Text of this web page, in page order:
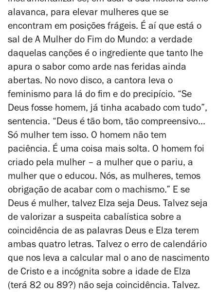
alavanca, para elevar mulheres que se
encontram em posições frágeis. É aí que está o
sal de A Mulher do Fim do Mundo: a verdade
daquelas canções é o ingrediente que tanto lhe
apura o sabor como arde nas feridas ainda
abertas. No novo disco, a cantora leva o
feminismo para lá do fim e do precipício. “Se
Deus fosse homem, já tinha acabado com tudo”,
sentencia. “Deus é tão bom, tão compreensivo...
Só mulher tem isso. O homem não tem
paciência. É uma coisa mais solta. O homem foi
criado pela mulher – a mulher que o pariu, a
mulher que o educou. Nós, as mulheres, temos
obrigação de acabar com o machismo.” E se
Deus é mulher, talvez Elza seja Deus. Talvez seja
de valorizar a suspeita cabalística sobre a
coincidência de as palavras Deus e Elza terem
ambas quatro letras. Talvez o erro de calendário
que nos leva a calcular mal o ano de nascimento
de Cristo e a incógnita sobre a idade de Elza
(terá 82 ou 89?) não seja coincidência. Talvez.